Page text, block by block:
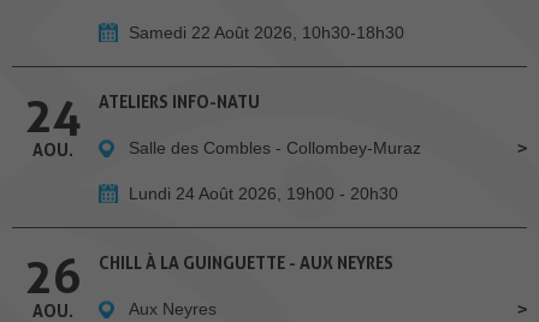
Samedi 22 Août 2026, 10h30-18h30
24
AOU.
ATELIERS INFO-NATU
Salle des Combles - Collombey-Muraz
Lundi 24 Août 2026, 19h00 - 20h30
26
AOU.
CHILL À LA GUINGUETTE - AUX NEYRES
Aux Neyres